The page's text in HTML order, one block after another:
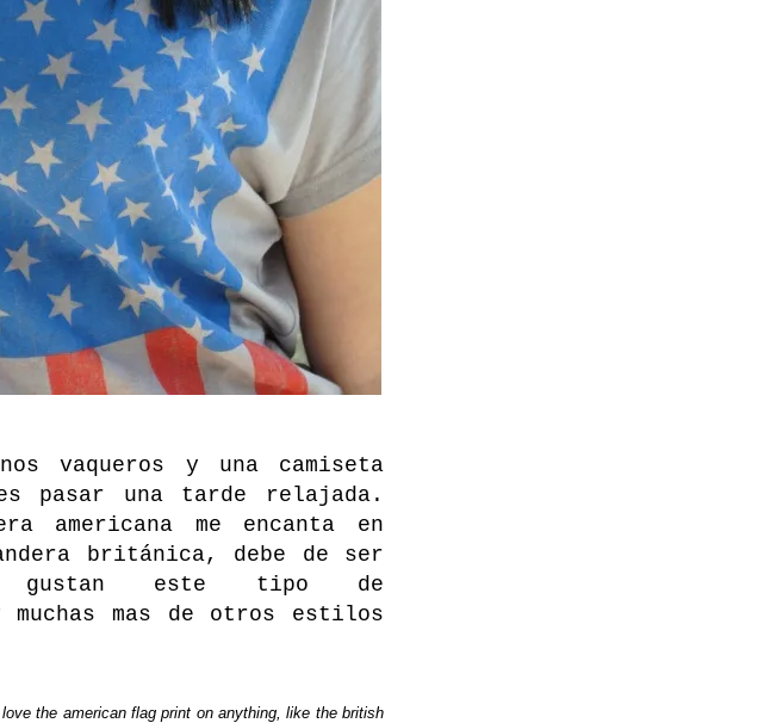
vaqueros y una camiseta
pasar una tarde relajada.
americana me encanta en
británica, debe de ser
este tipo de
mas de otros estilos
the american flag print on anything, like the british